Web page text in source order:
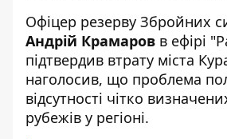
Офіцер резерву Збройних
Андрій Крамаров в ефірі
підтвердив втрату міста
наголосив, що проблема
відсутності чітко
рубежів у регіоні.